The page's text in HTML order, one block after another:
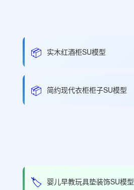
📦 实木红酒柜SU模型
📦 简约现代衣柜柜子SU模型
🏷️ 婴儿早教玩具垫装饰SU模型